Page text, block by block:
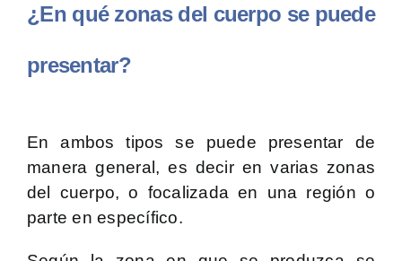
¿En qué zonas del cuerpo se puede
presentar?
En ambos tipos se puede presentar de
manera general, es decir en varias zonas
del cuerpo, o focalizada en una región o
parte en específico.